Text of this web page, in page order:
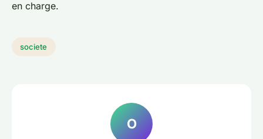
en charge.
societe
O